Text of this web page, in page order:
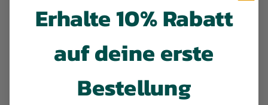
Meine kleinen
Erhalte 10% Rabatt
auf deine erste
Bestellung